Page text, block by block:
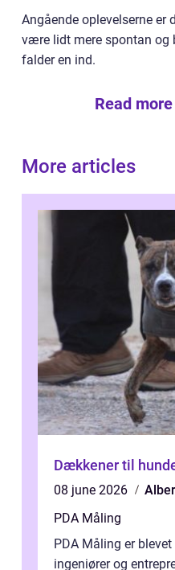
Angående oplevelserne er
være lidt mere spontan og
falder en ind.
Read
More articles
Dækkener til
08 june 2026
PDA Måling
PDA Måling er
ingeniører og